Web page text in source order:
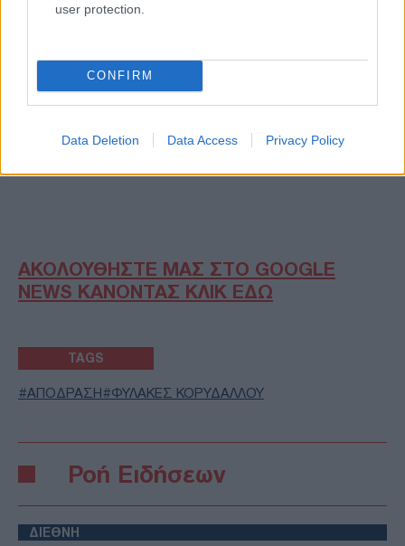
user protection.
CONFIRM
Data Deletion Data Access Privacy Policy
ΑΚΟΛΟΥΘΗΣΤΕ ΜΑΣ ΣΤΟ GOOGLE
NEWS ΚΑΝΟΝΤΑΣ ΚΛΙΚ ΕΔΩ
TAGS
ΑΠΟΔΡΑΣΗ ΦΥΛΑΚΕΣ ΚΟΡΥΔΑΛΛΟΥ
Ροή Ειδήσεων
ΔΙΕΘΝΗ